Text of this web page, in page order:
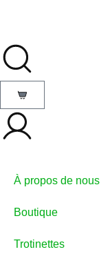
À propos de nous
Boutique
Trotinettes